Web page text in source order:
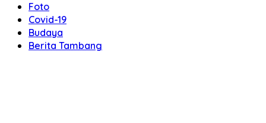
Foto
Covid-19
Budaya
Berita Tambang